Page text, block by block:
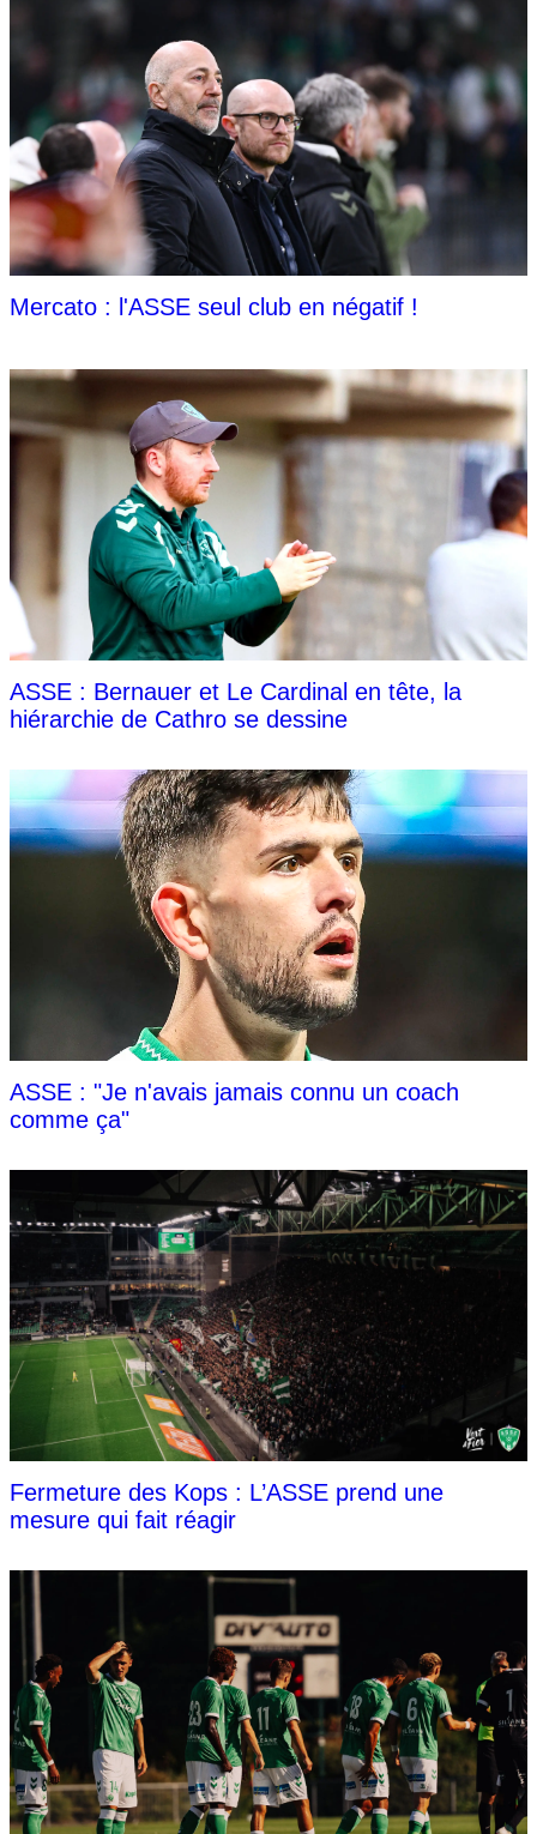
Mercato : l'ASSE seul club en négatif !
ASSE : Bernauer et Le Cardinal en tête, la
hiérarchie de Cathro se dessine
ASSE : "Je n'avais jamais connu un coach
comme ça"
Fermeture des Kops : L’ASSE prend une
mesure qui fait réagir